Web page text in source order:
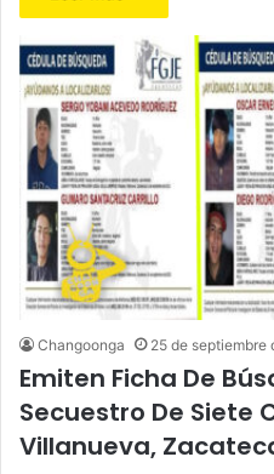
Changoonga 25 de septiembre
Emiten Ficha De
Secuestro De Siete
Villanueva,